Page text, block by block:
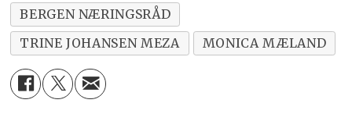
BERGEN NÆRINGSRÅD
TRINE JOHANSEN MEZA
MONICA MÆLAND